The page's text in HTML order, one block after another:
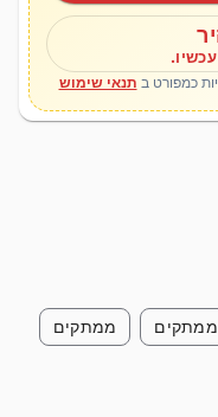
כמפורט ב תנאי שימוש
ממתקים